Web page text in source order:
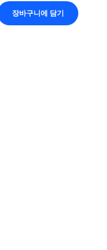
장바구니에 담기